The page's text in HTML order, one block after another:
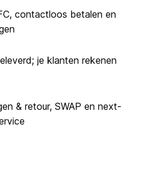
contactloos betalen en
je klanten rekenen
& retour, SWAP en next-